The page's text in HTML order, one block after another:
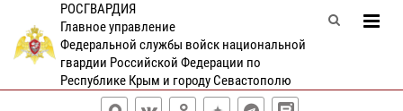
РОСГВАРДИЯ
Главное управление
Федеральной службы войск национальной
гвардии Российской Федерации по
Республике Крым и городу Севастополю